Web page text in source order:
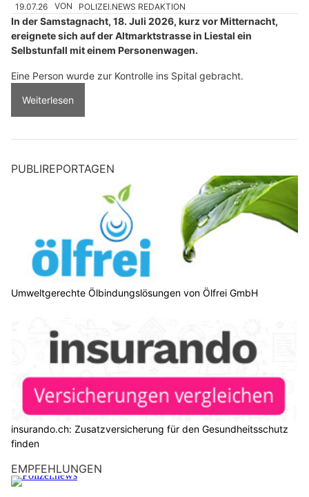
19.07.26 VON POLIZEI.NEWS REDAKTION
In der Samstagnacht, 18. Juli 2026, kurz vor Mitternacht,
ereignete sich auf der Altmarktstrasse in Liestal ein
Selbstunfall mit einem Personenwagen.
Eine Person wurde zur Kontrolle ins Spital gebracht.
Weiterlesen
PUBLIREPORTAGEN
Umweltgerechte Ölbindungslösungen von Ölfrei GmbH
insurando.ch: Zusatzversicherung für den Gesundheitsschutz
finden
EMPFEHLUNGEN